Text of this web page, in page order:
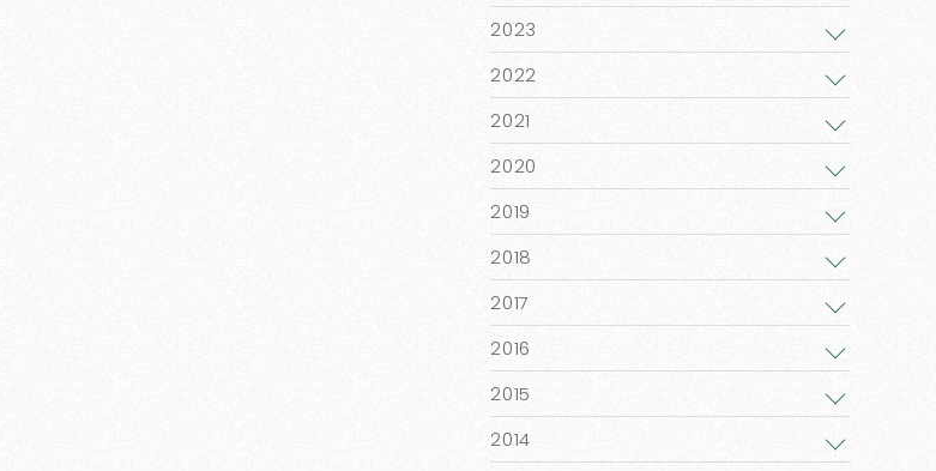
2023
2022
2021
2020
2019
2018
2017
2016
2015
2014